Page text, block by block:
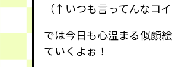
（↑いつも言ってんなコイ
では今日も心温まる似顔
ていくよぉ！